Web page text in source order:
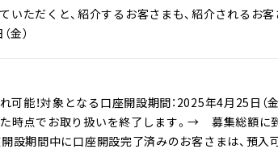
ただくと、紹介するお客さまも、紹介されるお客
金）
能！対象となる口座開設期間：2025年4月25日（
時点でお取り扱いを終了します。→ 募集総額に
設期間中に口座開設完了済みのお客さまは、預入